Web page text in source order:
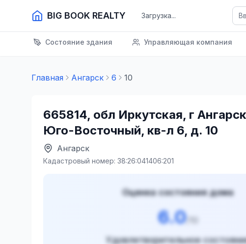
BIG BOOK REALTY Загрузка...
Состояние здания Управляющая компания
Главная Ангарск 6 10
665814, обл Иркутская, г
Юго-Восточный, кв-л 6, д. 10
Ангарск
Кадастровый номер: 38:26:041406:201
Оценка состояния дома
6.0/10
Удовлетворительное